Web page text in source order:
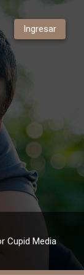
Ingresar
Cupid Media